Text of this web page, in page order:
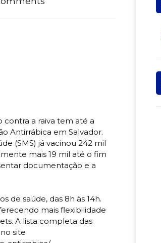
a raiva tem até a
Antirrábica em Salvador.
(SMS) já vacinou 242 mil
mais 19 mil até o fim
documentação e a
de saúde, das 8h às 14h.
mais flexibilidade
A lista completa das
site